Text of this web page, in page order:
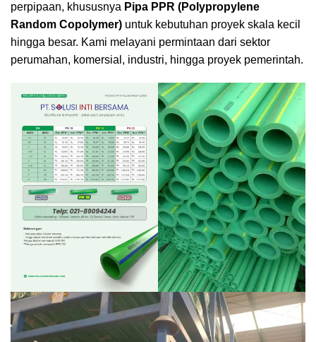
perpipaan, khususnya Pipa PPR (Polypropylene
Random Copolymer) untuk kebutuhan proyek skala kecil
hingga besar. Kami melayani permintaan dari sektor
perumahan, komersial, industri, hingga proyek pemerintah.